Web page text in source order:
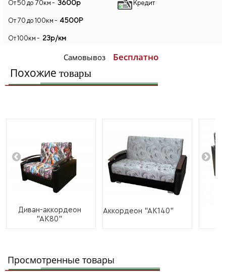
От 50 до 70км - 3600р
От 70 до 100км - 4500Р
От 100км - 23р/км
Самовывоз Бесплатно
Кредит
Похожие товары
Диван-аккордеон
"АК80"
Аккордеон "АК140"
Просмотренные товары